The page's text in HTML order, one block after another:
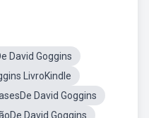
David Goggins
LivroKindle
David Goggins
David Goggins